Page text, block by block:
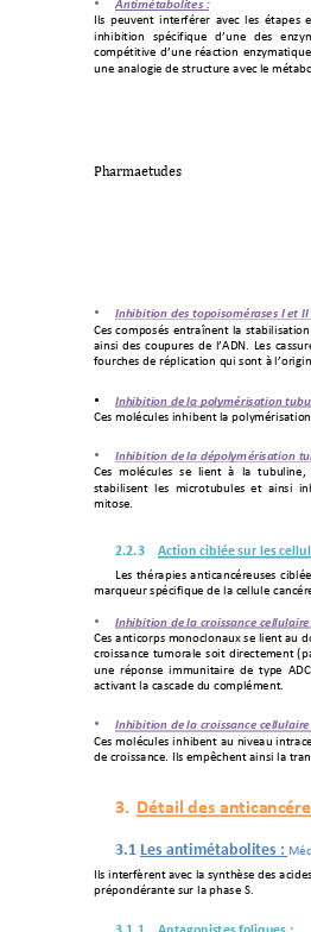
"#$%&$'()*'+!
• !)&'71&%5("'&-6*+*
`&-+ 4'29')*+ 0)*'#5"#'#+ /9'.+ &'-+ "*/4'-+
0)60@0*03) + -4".05012'+ ,<2)' + ,'-+ ')c?
.3(4"*0*09'+ ,<2)'+ #"/.*03)+ ')c?(/
2)'+/)/&3%0'+,'+-*#2.*2#'+/9'.+&'+("*/
• ,)8'5'&'()*2-6*&(9('6(71.%6-6*,*-&*,,
W'-+.3(43-"-+ ')*#/b)')*+ &/+ -*/@0&0-/*03)+
/0)-0+ ,'-+ .3242#'-+ ,'+ &<A!P7+ 8'-+ ./--
532#.6'-+,' +#"4&0./*03)+120+-3)
• ,)8'5'&'()*2-*"%*9("$71.'6%&'()*&
W'-+(3&".2&'-+ 0)60@')*+&/+43&?("#0-/
• ,)8'5'&'()*2-*"%*219("$71.'6%&'(
W'-+ (3&".2&'-+ -'+ &0')*+ ;+ &/+ *2@2&
-*/@0&0-')*+ &'- +(0.#3*2@2&'- +'*+/0)-0 +0)
(0*3-'7+
2.2.3
8'-+ *6"#/40'-+ /)*0./)."#'2-'-+
(/#12'2#+-4".05012'+,'+& /+.'&&2&' +./)."#
• ,)8'5'&'()*2-*"%*/.('66%)/-*/-""3"%'.-
W'-+/)*0.3#4-+(3)3.&3)/2H+-'+&0')*+/
.#30--/).'+ *2(3#/&'+ -30*+ ,0#'.*'(')*+
2)'+ #"43)-'+ 0((2)0*/0#'+ ,'+ *?4'+
/.*09/)*+&/+ ./-./,'+,2+.3(4&"(')*7
• ,)8'5'&'()*2-*"%*/.('66%)/-*/-""3"%'.-
W'-+(3&".2&'-+0)60@')*+/2+ )09'/2+0)*#/
,'+.#30--/).'7+`&-+'(4Z.6')*+/0)-0 +&/
3. Détail %des% antica
3.1 Les%antimétabolites %:%
`&-+0)*'#5$#')*+/9'. +&/+-?)*6$-'+,'-+/.0,'-
4#"43),"#/)*'+-2#+&/+46/-'+T7